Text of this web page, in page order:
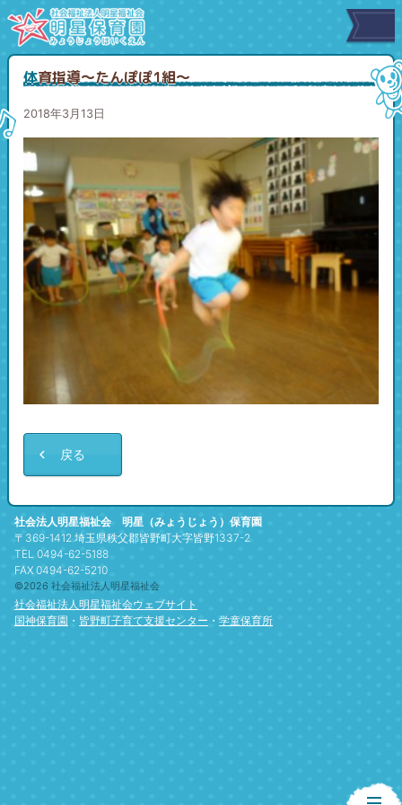
体育指導～たんぽぽ1組～
2018年3月13日
戻る
社会法人明星福祉会 明星（みょうじょう）保育園
〒369-1412 埼玉県秩父郡皆野町大字皆野1337-2
TEL 0494-62-5188
FAX 0494-62-5210
©2026 社会福祉法人明星福祉会
社会福祉法人明星福祉会ウェブサイト
国神保育園 ・ 皆野町子育て支援センター ・ 学童保育所